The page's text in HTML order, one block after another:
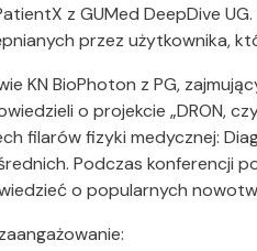
z GUMed DeepDive
przez użytkownika,
KN BioPhoton z PG,
o projekcie „DRON,
filarów fizyki medycznej:
Podczas konferencji
o popularnych